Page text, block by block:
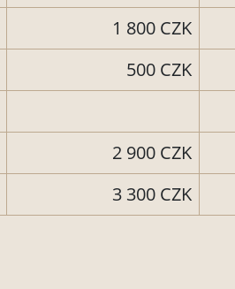
1 800 CZK
500 CZK
2 900 CZK
3 300 CZK